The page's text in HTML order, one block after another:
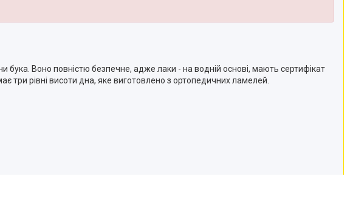
Воно повністю безпечне, адже лаки - на водній основі, мають сертифікат
три рівні висоти дна, яке виготовлено з ортопедичних ламелей.